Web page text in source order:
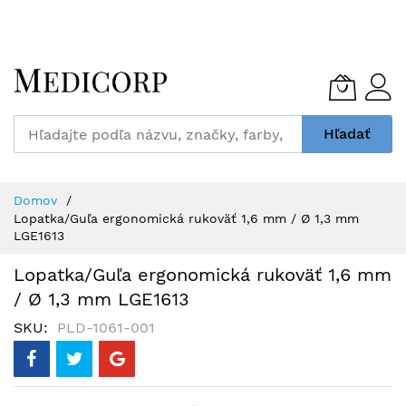
to
Content
Hľadať
Domov
Lopatka/Guľa ergonomická rukoväť 1,6 mm / Ø 1,3 mm
LGE1613
Lopatka/Guľa ergonomická rukoväť 1,6 mm
/ Ø 1,3 mm LGE1613
SKU PLD-1061-001